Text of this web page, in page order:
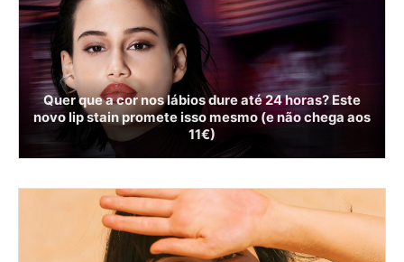
Quer que a cor nos lábios dure até 24 horas? Este
novo lip stain promete isso mesmo (e não chega aos
11€)